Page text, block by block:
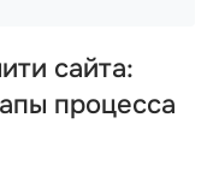
сайта:
процесса